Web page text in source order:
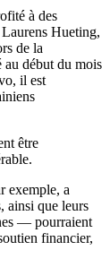
à des
Hueting,
de la
au début du mois
il est
être
exemple, a
ainsi que leurs
— pourraient
financier,